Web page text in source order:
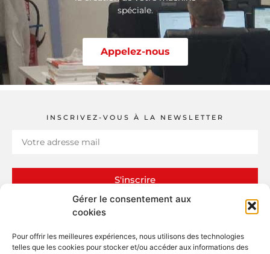
Gérer le consentement aux
cookies
Pour offrir les meilleures expériences, nous utilisons des technologies
telles que les cookies pour stocker et/ou accéder aux informations des
spéciale.
Appelez-nous
INSCRIVEZ-VOUS À LA NEWSLETTER
S'inscrire